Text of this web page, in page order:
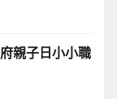
親子日小小職